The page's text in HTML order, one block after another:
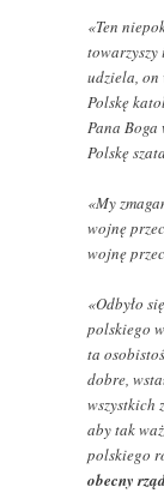
«Ten
towarzyszy
udziela, on
Polskę
Pana Boga
Polskę
«My
wojnę
wojnę
«Odbyło
polskiego
ta
dobre,
wszystkich
aby tak
polskiego
obecny